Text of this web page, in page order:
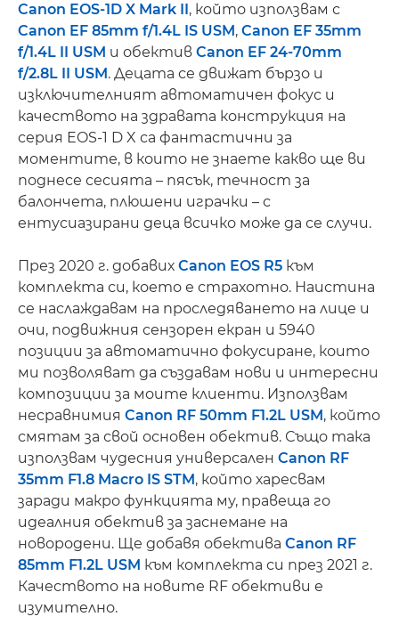
Canon EOS-1D X Mark II, който използвам с
Canon EF 85mm f/1.4L IS USM, Canon EF 35mm
f/1.4L II USM и обектив Canon EF 24-70mm
f/2.8L II USM. Децата се движат бързо и
изключителният автоматичен фокус и
качеството на здравата конструкция на
серия EOS-1 D X са фантастични за
моментите, в които не знаете какво ще ви
поднесе сесията – пясък, течност за
балончета, плюшени играчки – с
ентусиазирани деца всичко може да се случи.
През 2020 г. добавих Canon EOS R5 към
комплекта си, което е страхотно. Наистина
се наслаждавам на проследяването на лице и
очи, подвижния сензорен екран и 5940
позиции за автоматично фокусиране, които
ми позволяват да създавам нови и интересни
композиции за моите клиенти. Използвам
несравнимия Canon RF 50mm F1.2L USM, който
смятам за свой основен обектив. Също така
използвам чудесния универсален Canon RF
35mm F1.8 Macro IS STM, който харесвам
заради макро функцията му, правеща го
идеалния обектив за заснемане на
новородени. Ще добавя обектива Canon RF
85mm F1.2L USM към комплекта си през 2021 г.
Качеството на новите RF обективи е
изумително.